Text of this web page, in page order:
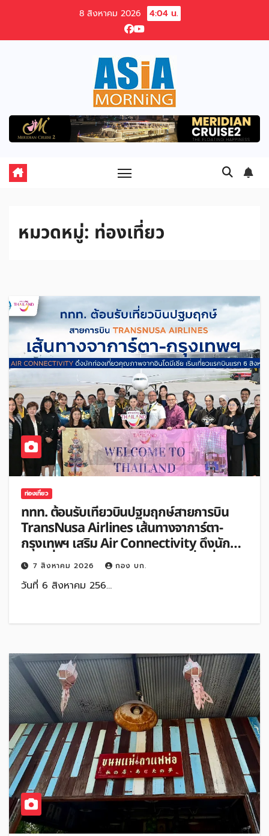
content
8 สิงหาคม 2026 4:04 น.
หมวดหมู่: ท่องเที่ยว
ท่องเที่ยว
ททท. ต้อนรับเที่ยวบินปฐมฤกษ์สายการบิน
TransNusa Airlines เส้นทางจาการ์ตา-
กรุงเทพฯ เสริม Air Connectivity ดึงนัก
ท่องเที่ยวคุณภาพจากอินโดนีเซีย เริ่มเที่ยว
แรกบินแรก 6 สิงหาคมนี้
7 สิงหาคม 2026 กอง บก.
วันที่ 6 สิงหาคม 256…